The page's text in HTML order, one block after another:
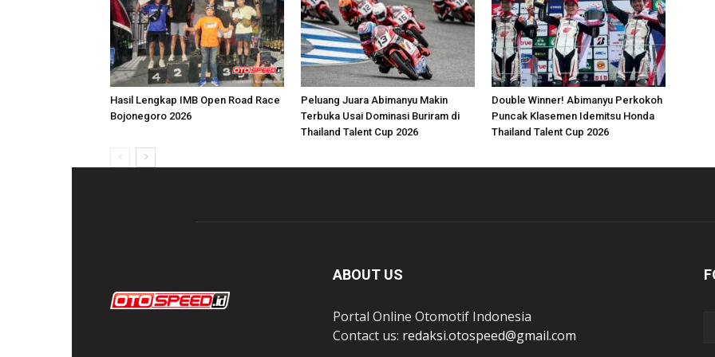
Hasil Lengkap IMB Open Road Race
Bojonegoro 2026
Peluang Juara Abimanyu Makin
Terbuka Usai Dominasi Buriram di
Thailand Talent Cup 2026
Double Winner! Abimanyu Perkokoh
Puncak Klasemen Idemitsu Honda
Thailand Talent Cup 2026
ABOUT US
Portal Online Otomotif Indonesia
Contact us: redaksi.otospeed@gmail.com